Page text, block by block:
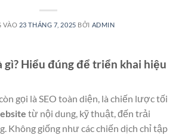
VÀO 23 THÁNG 7, 2025 BỞI ADMIN
gì? Hiểu đúng để triển khai hiệu
gọi là SEO toàn diện, là chiến lược tối
từ nội dung, kỹ thuật, đến trải
Không giống như các chiến dịch chỉ tập